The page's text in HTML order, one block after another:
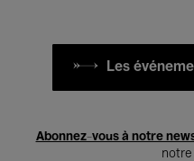
Les
Abonnez-vous à notre
notre